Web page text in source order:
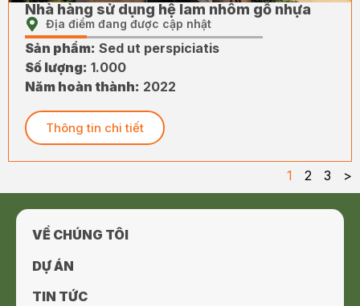
Nhà hàng sử dụng hệ lam nhôm gỗ nhựa
Địa điểm đang được cập nhật
Sản phẩm: Sed ut perspiciatis
Số lượng: 1.000
Năm hoàn thành: 2022
Thông tin chi tiết
1 2 3 >
VỀ CHÚNG TÔI
DỰ ÁN
TIN TỨC